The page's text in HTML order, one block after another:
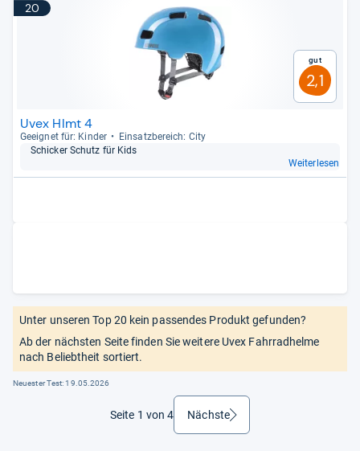
20
Gut
2,1
Uvex Hlmt 4
Geeig­net für: Kin­der
Ein­satz­be­reich: City
Schi­cker Schutz für Kids
Weiterlesen
Unter unseren Top 20 kein passendes Produkt gefunden?
Ab der nächsten Seite finden Sie weitere Uvex Fahrradhelme
nach Beliebtheit sortiert.
Neuester Test:19.05.2026
Seite 1 von 4 Nächsteweiter